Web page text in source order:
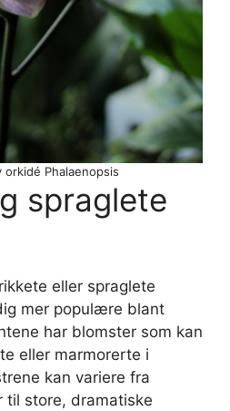
Phalaenopsis
spraglete
eller spraglete
mer populære blant
har blomster som kan
eller marmorerte i
kan variere fra
til store, dramatiske